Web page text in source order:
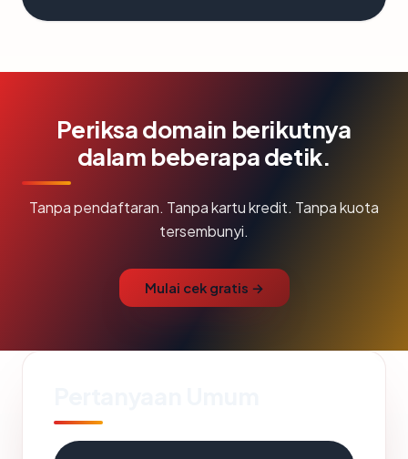
Periksa domain berikutnya
dalam beberapa detik.
Tanpa pendaftaran. Tanpa kartu kredit. Tanpa kuota
tersembunyi.
Mulai cek gratis →